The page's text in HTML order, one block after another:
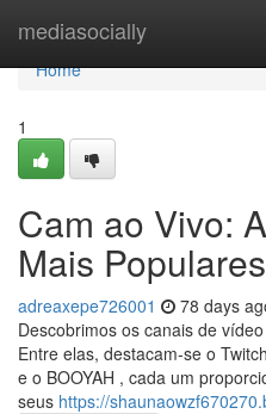
mediasocially
Home
Home
1
Cam ao Vivo:
Mais
adreaxepe726001 78 days
Descobrimos os canais de
Entre elas, destacam-se o
e o BOOYAH , cada um
seus https://